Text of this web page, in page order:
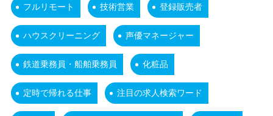
フルリモート 技術営業 登録販売者
ハウスクリーニング 声優マネージャー
鉄道乗務員・船舶乗務員 化粧品
定時で帰れる仕事 注目の求人検索ワード